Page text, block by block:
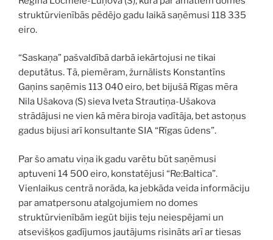
struktūrvienībās pēdējo gadu laikā saņēmusi 118 335
eiro.
“Saskaņa” pašvaldībā darbā iekārtojusi ne tikai
deputātus. Tā, piemēram, žurnālists Konstantīns
Gaņins saņēmis 113 040 eiro, bet bijušā Rīgas mēra
Nila Ušakova (S) sieva Iveta Strautiņa-Ušakova
strādājusi ne vien kā mēra biroja vadītāja, bet astoņus
gadus bijusi arī konsultante SIA “Rīgas ūdens”.
Par šo amatu viņa ik gadu varētu būt saņēmusi
aptuveni 14 500 eiro, konstatējusi “Re:Baltica”.
Vienlaikus centrā norāda, ka jebkāda veida informāciju
par amatpersonu atalgojumiem no domes
struktūrvienībām iegūt bijis teju neiespējami un
atsevišķos gadījumos jautājums risināts arī ar tiesas